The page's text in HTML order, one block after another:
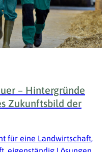
– Hintergründe
Zukunftsbild der
für eine Landwirtschaft,